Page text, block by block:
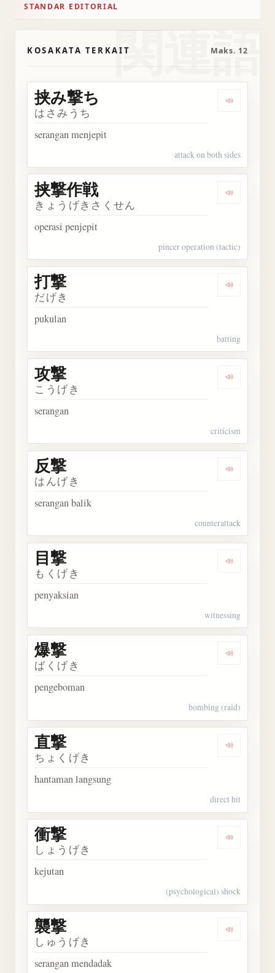
STANDAR EDITORIAL
関連語
KOSAKATA TERKAIT Maks. 12
挟み撃ち
はさみうち
serangan menjepit
attack on both sides
挟撃作戦
きょうげきさくせん
operasi penjepit
pincer operation (tactic)
Dengarkan
打撃
だげき
pukulan
batting
Dengarkan
攻撃
こうげき
serangan
criticism
Dengarkan
反撃
はんげき
serangan balik
counterattack
Dengarkan
目撃
もくげき
penyaksian
witnessing
Dengarkan
爆撃
ばくげき
pengeboman
bombing (raid)
Dengarkan
直撃
ちょくげき
hantaman langsung
direct hit
Dengarkan
衝撃
しょうげき
kejutan
(psychological) shock
Dengarkan
襲撃
しゅうげき
serangan mendadak